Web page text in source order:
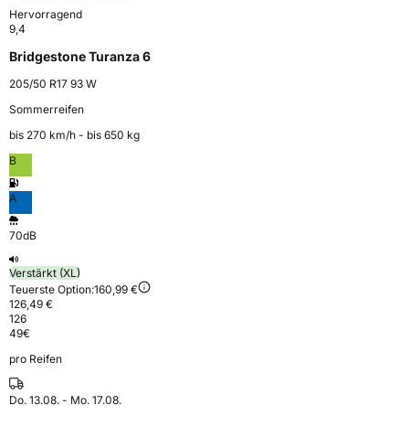
Hervorragend
9,4
Bridgestone Turanza 6
205/50 R17 93 W
Sommerreifen
bis 270 km⁠/⁠h - bis 650 kg
B
A
70dB
Verstärkt (XL)
Teuerste Option:160,99 €
126,49 €
126
49€
pro Reifen
Do. 13.08. - Mo. 17.08.